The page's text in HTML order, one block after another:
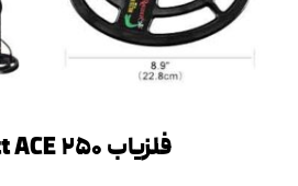
فلزیاب‌ Garrett ACE ۲۵۰